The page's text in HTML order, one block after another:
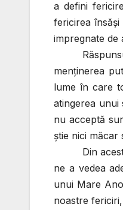
a defini
fericirea
impregnate de
menţinerea
lume în care
atingerea
nu acceptă
ştie nici măcar
Din
ne a vedea
unui Mare
noastre